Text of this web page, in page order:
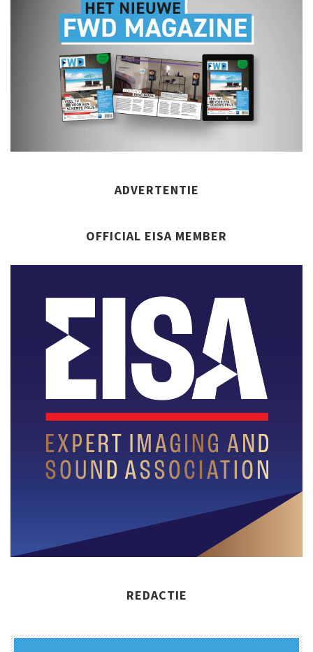
ADVERTENTIE
OFFICIAL EISA MEMBER
REDACTIE